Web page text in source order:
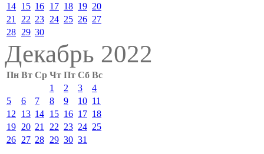
14 15 16 17 18 19 20
21
22 23 24 25 26 27
28 29 30
Декабрь 2022
Пн Вт Ср Чт Пт Сб Вс
1
2 3
4
5
6 7 8 9 10 11
12
13 14 15 16 17 18
19 20 21 22 23 24 25
26 27 28 29 30 31